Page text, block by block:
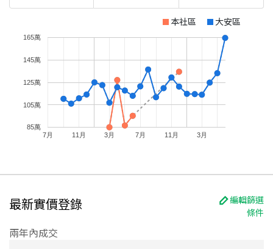
本社區 大安區
7月 11月 3月 7月 11月 3月
85萬
105萬
125萬
145萬
165萬
最新實價登錄
編輯篩選
條件
兩年內成交